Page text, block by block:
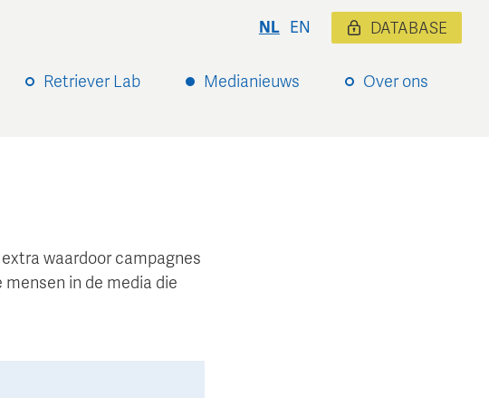
Retriever Lab Medianieuws Over ons
NL EN DATABASE
waardoor campagnes
in de media die